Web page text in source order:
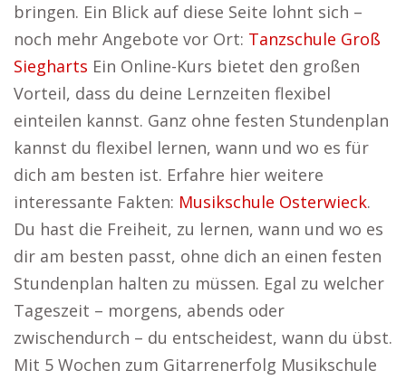
bringen. Ein Blick auf diese Seite lohnt sich –
noch mehr Angebote vor Ort: Tanzschule Groß
Siegharts Ein Online-Kurs bietet den großen
Vorteil, dass du deine Lernzeiten flexibel
einteilen kannst. Ganz ohne festen Stundenplan
kannst du flexibel lernen, wann und wo es für
dich am besten ist. Erfahre hier weitere
interessante Fakten: Musikschule Osterwieck.
Du hast die Freiheit, zu lernen, wann und wo es
dir am besten passt, ohne dich an einen festen
Stundenplan halten zu müssen. Egal zu welcher
Tageszeit – morgens, abends oder
zwischendurch – du entscheidest, wann du übst.
Mit 5 Wochen zum Gitarrenerfolg Musikschule